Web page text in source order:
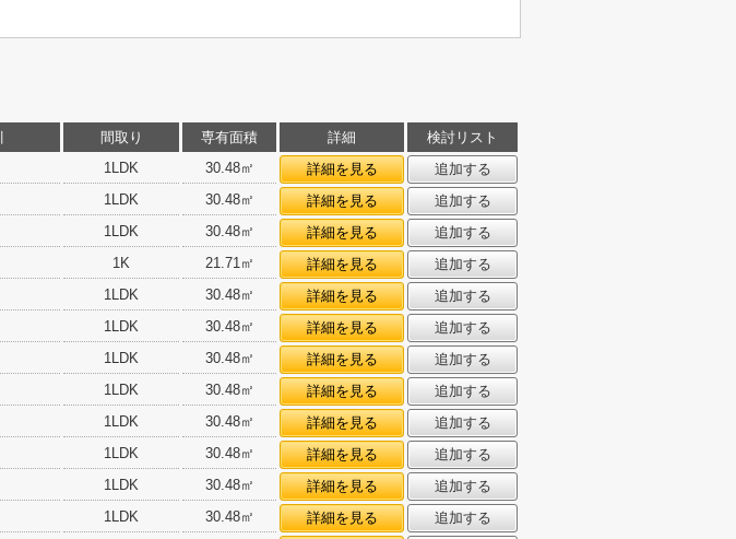
間取り 専有面積 詳細
検討リスト
1LDK 30.48㎡ 詳細を見る
追加する
1LDK 30.48㎡ 詳細を見る
追加する
1LDK 30.48㎡ 詳細を見る
追加する
1K 21.71㎡ 詳細を見る
追加する
1LDK 30.48㎡ 詳細を見る
追加する
1LDK 30.48㎡ 詳細を見る
追加する
1LDK 30.48㎡ 詳細を見る
追加する
1LDK 30.48㎡ 詳細を見る
追加する
1LDK 30.48㎡ 詳細を見る
追加する
1LDK 30.48㎡ 詳細を見る
追加する
1LDK 30.48㎡ 詳細を見る
追加する
1LDK 30.48㎡ 詳細を見る
追加する